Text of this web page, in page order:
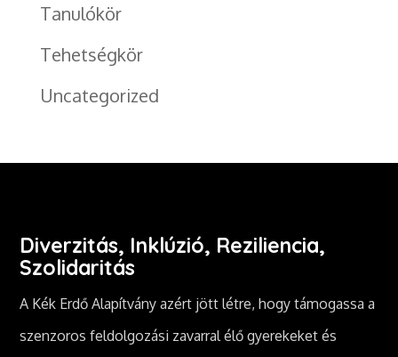
Tanulókör
Tehetségkör
Uncategorized
Diverzitás, Inklúzió, Reziliencia,
Szolidaritás
A Kék Erdő Alapítvány azért jött létre, hogy támogassa a
szenzoros feldolgozási zavarral élő gyerekeket és